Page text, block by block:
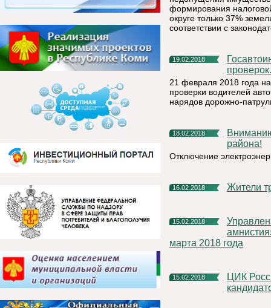
формирования
округе только 37%
соответствии с
19.02.2018
Госавтоинспекторы проверят водителей во время массовых
проверок.
21 февраля 2018 года
проверки водителей
нарядов дорожно-
18.02.2018
Вниманию жителей и руководителям Княжпогостского
района!
Отключение
16.02.2018 Жители
15.02.2018
Управление Росреестра по Республике Коми: «дачная
марта 2018 года
15.02.2018
ЦИК России утвердит график предвыборных дебатов